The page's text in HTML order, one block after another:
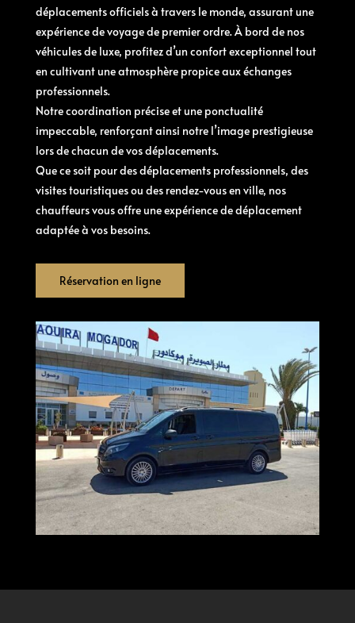
déplacements officiels à travers le monde, assurant une
expérience de voyage de premier ordre. À bord de nos
véhicules de luxe, profitez d’un confort exceptionnel tout
en cultivant une atmosphère propice aux échanges
professionnels.
Notre coordination précise et une ponctualité
impeccable, renforçant ainsi notre l’image prestigieuse
lors de chacun de vos déplacements.
Que ce soit pour des déplacements professionnels, des
visites touristiques ou des rendez-vous en ville, nos
chauffeurs vous offre une expérience de déplacement
adaptée à vos besoins.
Réservation en ligne